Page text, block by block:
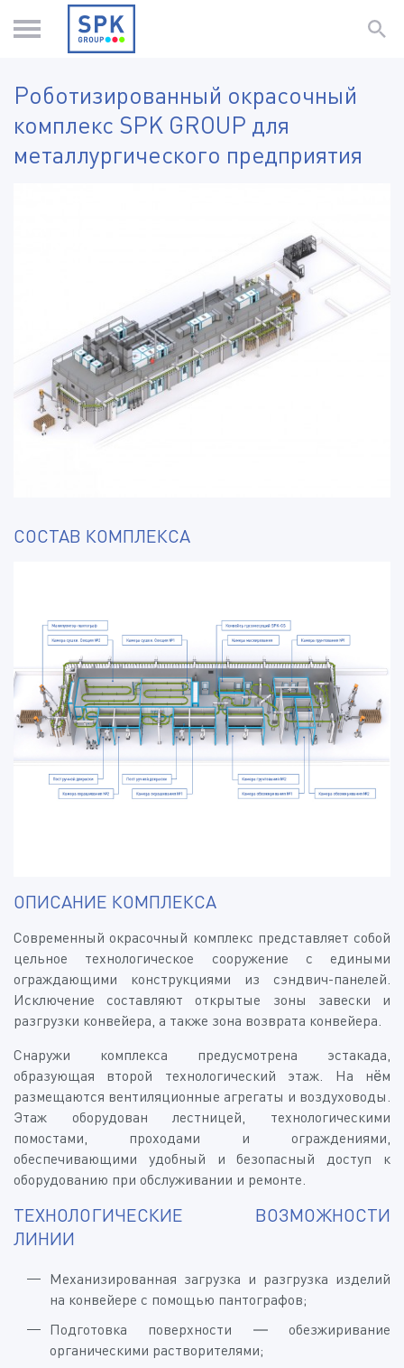
Роботизированный окрасочный
комплекс SPK GROUP для
металлургического предприятия
СОСТАВ КОМПЛЕКСА
ОПИСАНИЕ КОМПЛЕКСА
Современный окрасочный комплекс представляет собой
цельное технологическое сооружение с едиными
ограждающими конструкциями из сэндвич-панелей.
Исключение составляют открытые зоны завески и
разгрузки конвейера, а также зона возврата конвейера.
Снаружи комплекса предусмотрена эстакада,
образующая второй технологический этаж. На нём
размещаются вентиляционные агрегаты и воздуховоды.
Этаж оборудован лестницей, технологическими
помостами, проходами и ограждениями,
обеспечивающими удобный и безопасный доступ к
оборудованию при обслуживании и ремонте.
ТЕХНОЛОГИЧЕСКИЕ ВОЗМОЖНОСТИ
ЛИНИИ
Механизированная загрузка и разгрузка изделий
на конвейере с помощью пантографов;
Подготовка поверхности — обезжиривание
органическими растворителями;